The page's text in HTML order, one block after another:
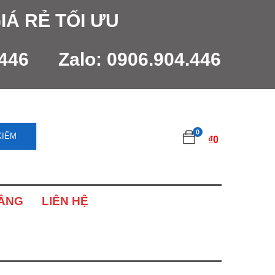
RẺ TỐI ƯU
Zalo: 0906.904.446
0
₫0
LIÊN HỆ